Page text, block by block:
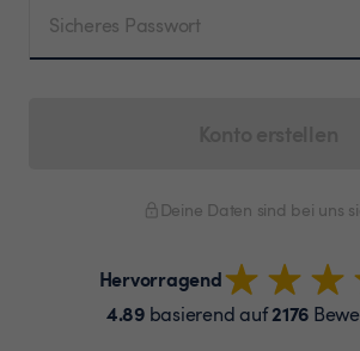
Sicheres Passwort
Deine Daten sind bei uns
Hervorragend
4.89basierend auf2176